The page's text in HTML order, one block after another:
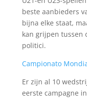
beste aanbieders
bijna elke staat,
kan grijpen tussen
politici.
Campionato
Er zijn al 10
eerste campagne